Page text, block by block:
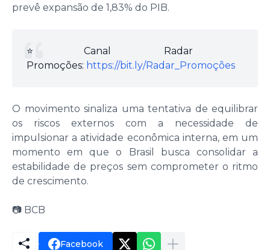
prevê expansão de 1,83% do PIB.
⭐️Canal Radar
Promoções: https://bit.ly/Radar_Promoções
O movimento sinaliza uma tentativa de equilibrar
os riscos externos com a necessidade de
impulsionar a atividade econômica interna, em um
momento em que o Brasil busca consolidar a
estabilidade de preços sem comprometer o ritmo
de crescimento.
📷 BCB
Facebook